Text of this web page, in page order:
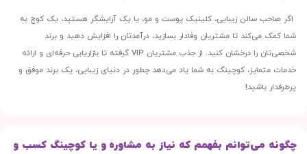
اگر صاحب سالن زیبایی، کلینیک پوست و مو، یا یک آرایشگر هستید، یک کوچ به
شما کمک می‌کند تا مشتریان وفادار بسازید، درآمدتان را افزایش دهید و برند
شخصی‌تان را درخشان کنید. از جذب مشتریان VIP گرفته تا بازاریابی حرفه‌ای و ارائه
خدمات متمایز، کوچینگ به شما یاد می‌دهد چطور در دنیای زیبایی، یک برند موفق و
پرطرفدار باشید!
چگونه می‌توانم بفهمم که نیاز به مشاوره و یا کوچینگ کسب و